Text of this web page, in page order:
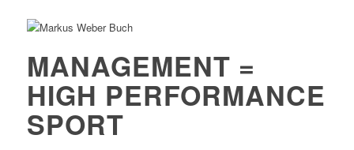
MANAGEMENT =
HIGH PERFORMANCE
SPORT